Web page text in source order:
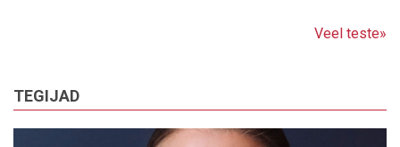
Veel teste»
TEGIJAD